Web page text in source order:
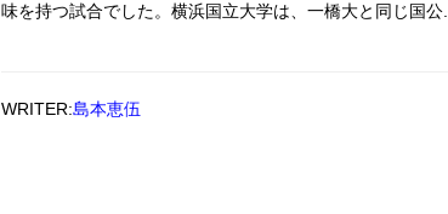
味を持つ試合でした。横浜国立大学は、一橋大と同じ国公...
WRITER:島本恵伍